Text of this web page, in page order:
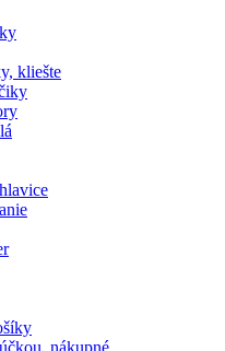
kliešte
nákupné